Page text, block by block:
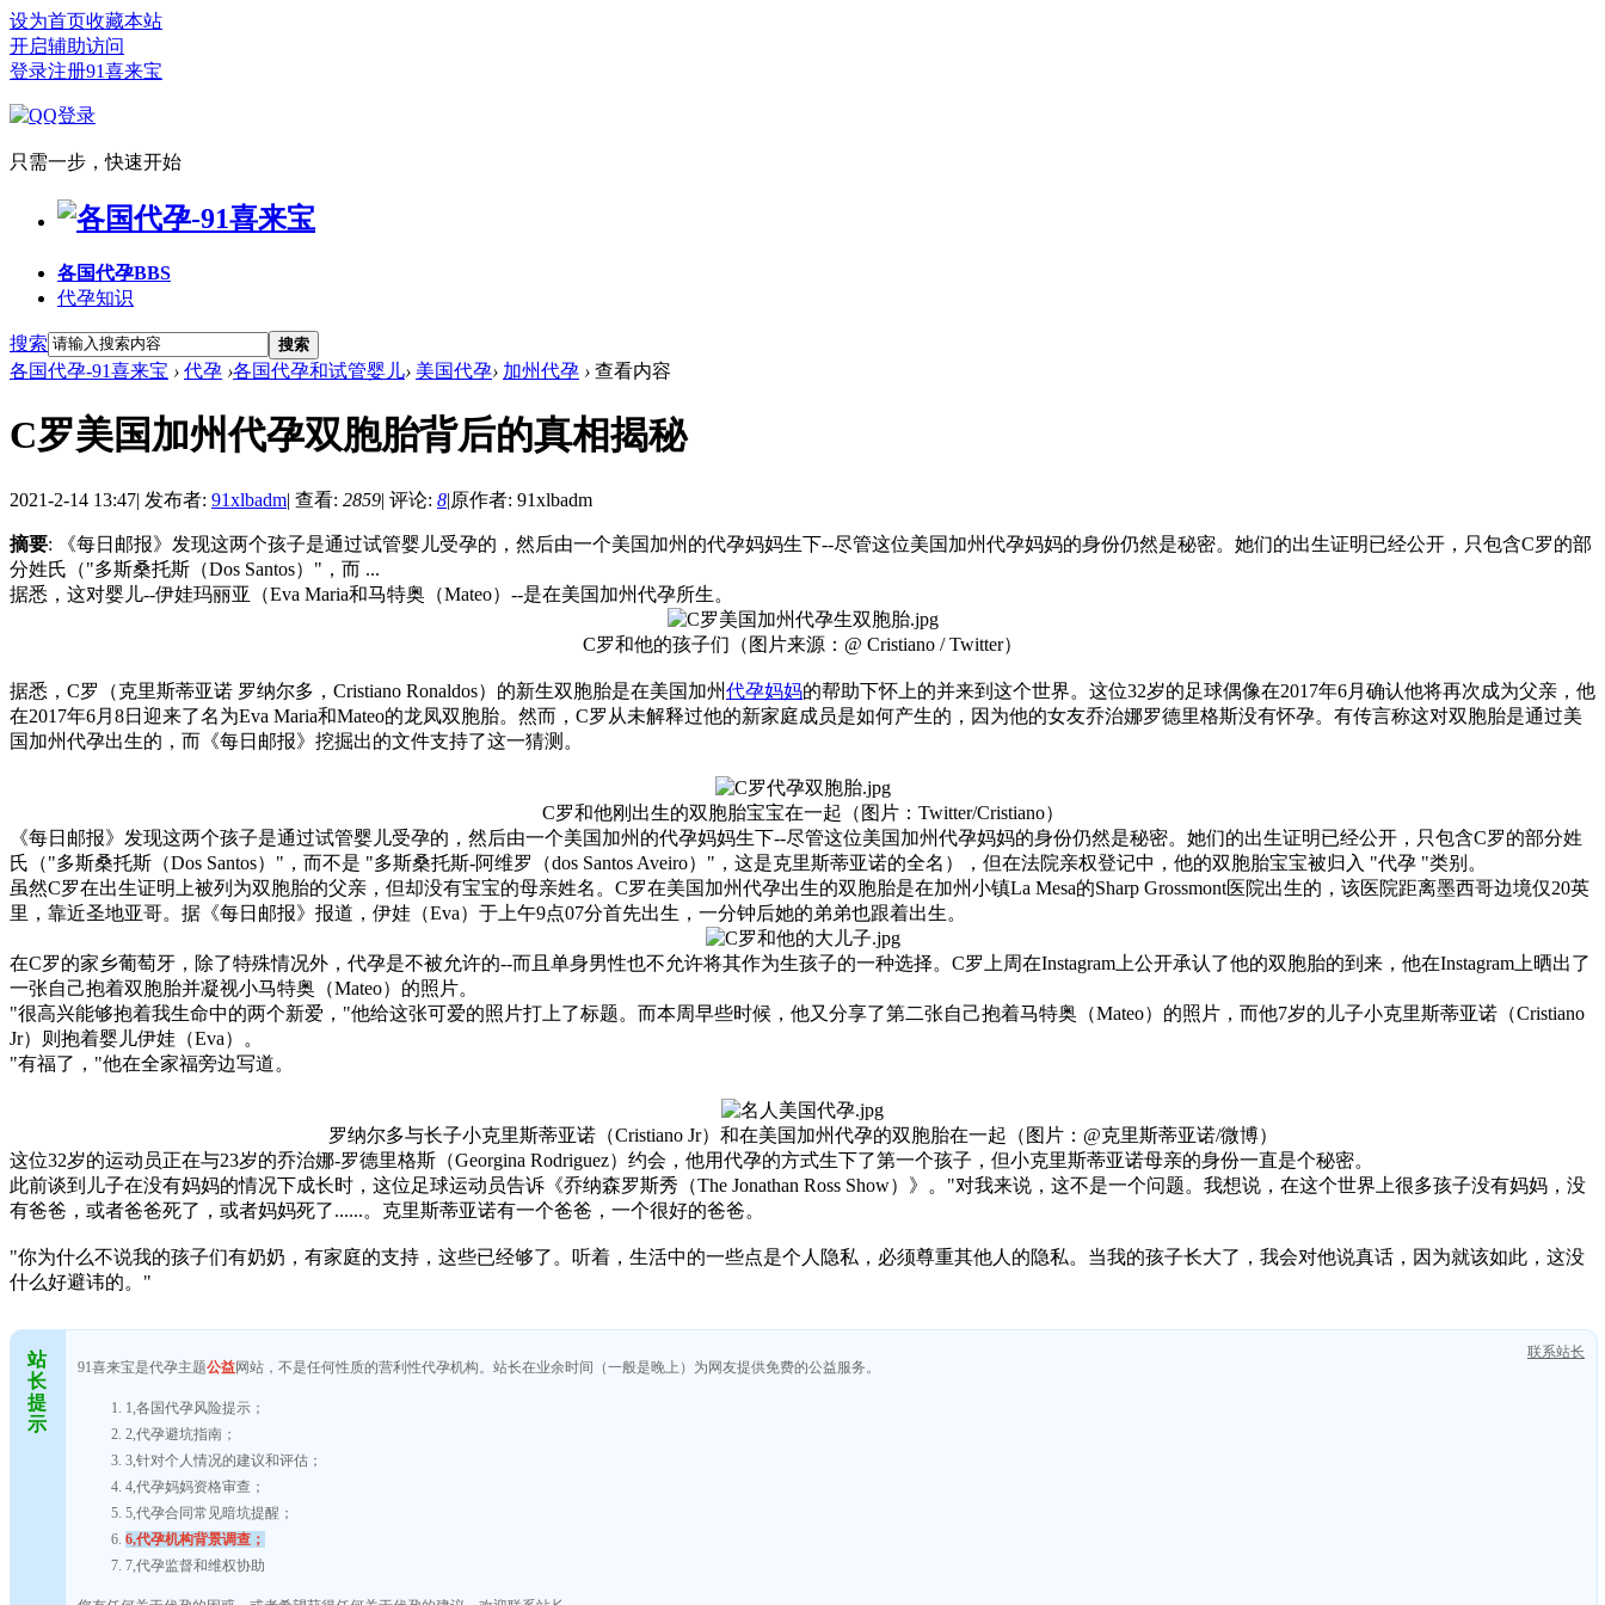
设为首页收藏本站
开启辅助访问
登录注册91喜来宝
只需一步，快速开始
各国代孕BBS
代孕知识
搜索 搜索
各国代孕-91喜来宝 › 代孕 ›各国代孕和试管婴儿› 美国代孕› 加州代孕 › 查看内容
C罗美国加州代孕双胞胎背后的真相揭秘
2021-2-14 13:47| 发布者: 91xlbadm| 查看: 2859| 评论: 8|原作者: 91xlbadm
摘要: 《每日邮报》发现这两个孩子是通过试管婴儿受孕的，然后由一个美国加州的代孕妈妈生下--尽管这位美国加州代孕妈妈的身份仍然是秘密。她们的出生证明已经公开，只包含C罗的部
分姓氏（"多斯桑托斯（Dos Santos）"，而 ...
据悉，这对婴儿--伊娃玛丽亚（Eva Maria和马特奥（Mateo）--是在美国加州代孕所生。
C罗和他的孩子们（图片来源：@ Cristiano / Twitter）
据悉，C罗（克里斯蒂亚诺 罗纳尔多，Cristiano Ronaldos）的新生双胞胎是在美国加州代孕妈妈的帮助下怀上的并来到这个世界。这位32岁的足球偶像在2017年6月确认他将再次成为父亲，他
在2017年6月8日迎来了名为Eva Maria和Mateo的龙凤双胞胎。然而，C罗从未解释过他的新家庭成员是如何产生的，因为他的女友乔治娜罗德里格斯没有怀孕。有传言称这对双胞胎是通过美
国加州代孕出生的，而《每日邮报》挖掘出的文件支持了这一猜测。
C罗和他刚出生的双胞胎宝宝在一起（图片：Twitter/Cristiano）
《每日邮报》发现这两个孩子是通过试管婴儿受孕的，然后由一个美国加州的代孕妈妈生下--尽管这位美国加州代孕妈妈的身份仍然是秘密。她们的出生证明已经公开，只包含C罗的部分姓
氏（"多斯桑托斯（Dos Santos）"，而不是 "多斯桑托斯-阿维罗（dos Santos Aveiro）"，这是克里斯蒂亚诺的全名），但在法院亲权登记中，他的双胞胎宝宝被归入 "代孕 "类别。
虽然C罗在出生证明上被列为双胞胎的父亲，但却没有宝宝的母亲姓名。C罗在美国加州代孕出生的双胞胎是在加州小镇La Mesa的Sharp Grossmont医院出生的，该医院距离墨西哥边境仅20英
里，靠近圣地亚哥。据《每日邮报》报道，伊娃（Eva）于上午9点07分首先出生，一分钟后她的弟弟也跟着出生。
在C罗的家乡葡萄牙，除了特殊情况外，代孕是不被允许的--而且单身男性也不允许将其作为生孩子的一种选择。C罗上周在Instagram上公开承认了他的双胞胎的到来，他在Instagram上晒出了
一张自己抱着双胞胎并凝视小马特奥（Mateo）的照片。
"很高兴能够抱着我生命中的两个新爱，"他给这张可爱的照片打上了标题。而本周早些时候，他又分享了第二张自己抱着马特奥（Mateo）的照片，而他7岁的儿子小克里斯蒂亚诺（Cristiano
Jr）则抱着婴儿伊娃（Eva）。
"有福了，"他在全家福旁边写道。
罗纳尔多与长子小克里斯蒂亚诺（Cristiano Jr）和在美国加州代孕的双胞胎在一起（图片：@克里斯蒂亚诺/微博）
这位32岁的运动员正在与23岁的乔治娜-罗德里格斯（Georgina Rodriguez）约会，他用代孕的方式生下了第一个孩子，但小克里斯蒂亚诺母亲的身份一直是个秘密。
此前谈到儿子在没有妈妈的情况下成长时，这位足球运动员告诉《乔纳森罗斯秀（The Jonathan Ross Show）》。"对我来说，这不是一个问题。我想说，在这个世界上很多孩子没有妈妈，没
有爸爸，或者爸爸死了，或者妈妈死了......。克里斯蒂亚诺有一个爸爸，一个很好的爸爸。
"你为什么不说我的孩子们有奶奶，有家庭的支持，这些已经够了。听着，生活中的一些点是个人隐私，必须尊重其他人的隐私。当我的孩子长大了，我会对他说真话，因为就该如此，这没
什么好避讳的。"
站
长
提
示
91喜来宝是代孕主题公益网站，不是任何性质的营利性代孕机构。站长在业余时间（一般是晚上）为网友提供免费的公益服务。
1,各国代孕风险提示；
2,代孕避坑指南；
3,针对个人情况的建议和评估；
4,代孕妈妈资格审查；
5,代孕合同常见暗坑提醒；
6,代孕机构背景调查；
7,代孕监督和维权协助
联系站长